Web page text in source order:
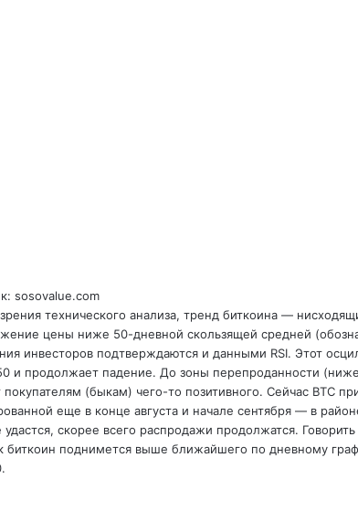
sosovalue.com
технического анализа, тренд биткоина —
цены ниже 50-дневной скользящей средней
инвесторов подтверждаются и данными RSI. Этот
и продолжает падение. До зоны перепроданности
покупателям (быкам) чего-то позитивного. Сейчас BTC
еще в конце августа и начале сентября — в
скорее всего распродажи продолжатся.
биткоин поднимется выше ближайшего по дневному